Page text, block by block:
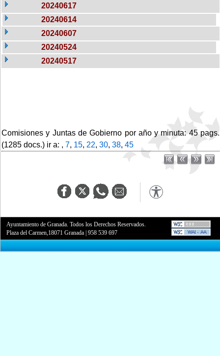
20240617
20240614
20240607
20240524
20240517
Comisiones y Juntas de Gobierno por año y minuta: 45 pags.
(1285 docs.) ir a: , 7, 15, 22, 30, 38, 45
Ayuntamiento de Granada. Todos los Derechos Reservados.
Plaza del Carmen,18071 Granada |958 539 697